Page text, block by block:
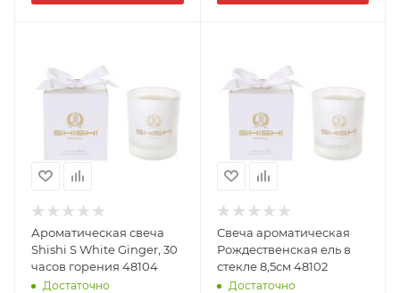
Ароматическая свеча
Shishi S White Ginger, 30
часов горения 48104
Достаточно
Свеча ароматическая
Рождественская ель в
стекле 8,5см 48102
Достаточно